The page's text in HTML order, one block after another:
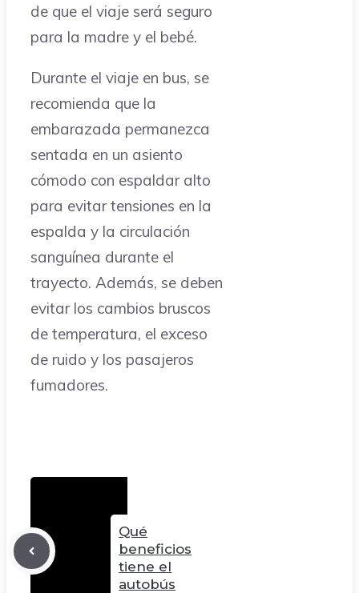
de que el viaje será seguro
para la madre y el bebé.
Durante el viaje en bus, se
recomienda que la
embarazada permanezca
sentada en un asiento
cómodo con espaldar alto
para evitar tensiones en la
espalda y la circulación
sanguínea durante el
trayecto. Además, se deben
evitar los cambios bruscos
de temperatura, el exceso
de ruido y los pasajeros
fumadores.
Qué
beneficios
tiene el
autobús